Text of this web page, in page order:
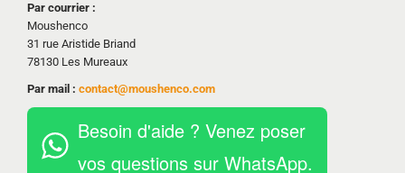
Par courrier :
Moushenco
31 rue Aristide Briand
78130 Les Mureaux
Par mail : contact@moushenco.com
Besoin d'aide ? Venez poser
vos questions sur WhatsApp.